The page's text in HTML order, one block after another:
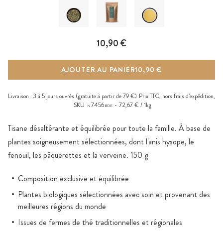
Tisane désaltérante et équilibrée pour toute la famille. À base de
plantes soigneusement sélectionnées, dont l'anis hysope, le
fenouil, les pâquerettes et la verveine. 150 g
Composition exclusive et équilibrée
Plantes biologiques sélectionnées avec soin et provenant des
meilleures régions du monde
Issues de fermes de thé traditionnelles et régionales
10,90 €
AJOUTER AU PANIER10,90 €
Livraison : 3 à 5 jours ouvrés (gratuite à partir de 79 €) Prix TTC, horsfrais d’expédition,
SKU
N7456BDE 72,67 € / 1kg